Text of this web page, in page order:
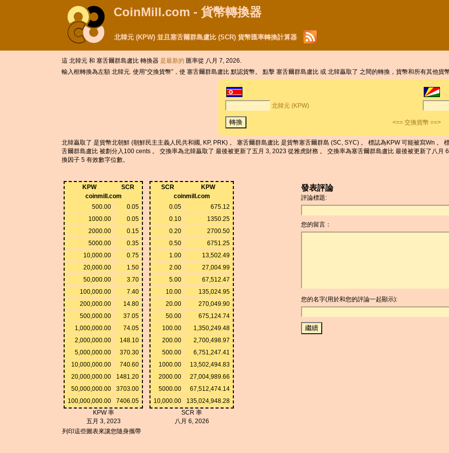
CoinMill.com - 貨幣轉換器
北韓元 (KPW) 並且塞舌爾群島盧比 (SCR) 貨幣匯率轉換計算器
這 北韓元 和 塞舌爾群島盧比 轉換器 是最新的 匯率從 八月 7, 2026.
輸入框轉換為左額 北韓元. 使用“交換貨幣”，使 塞舌爾群島盧比 默認貨幣。 點擊 塞舌爾群島盧比 或 北韓贏取了 之間的轉換，貨幣和所有其他貨幣
北韓元 (KPW)
<== 交換貨幣 ==>
北韓贏取了 是貨幣北朝鮮 (朝鮮民主主義人民共和國, KP, PRK) 。 塞舌爾群島盧比 是貨幣塞舌爾群島 (SC, SYC) 。 標誌為KPW 可能被寫Wn 。
舌爾群島盧比 被劃分入100 cents 。 交換率為北韓贏取了 最後被更新了五月 3, 2023 從雅虎財務 。 交換率為塞舌爾群島盧比 最後被更新了八月
換因子 5 有效數字位數。
KPW
SCR
coinmill.com
500.00
0.05
1000.00
0.05
2000.00
0.15
5000.00
0.35
10,000.00
0.75
20,000.00
1.50
50,000.00
3.70
100,000.00
7.40
200,000.00
14.80
500,000.00
37.05
1,000,000.00
74.05
2,000,000.00
148.10
5,000,000.00
370.30
10,000,000.00
740.60
20,000,000.00
1481.20
50,000,000.00
3703.00
100,000,000.00
7406.05
KPW 率
五月 3, 2023
SCR
KPW
coinmill.com
0.05
675.12
0.10
1350.25
0.20
2700.50
0.50
6751.25
1.00
13,502.49
2.00
27,004.99
5.00
67,512.47
10.00
135,024.95
20.00
270,049.90
50.00
675,124.74
100.00
1,350,249.48
200.00
2,700,498.97
500.00
6,751,247.41
1000.00
13,502,494.83
2000.00
27,004,989.66
5000.00
67,512,474.14
10,000.00
135,024,948.28
SCR 率
八月 6, 2026
列印這些圖表來讓您隨身攜帶
發表評論
評論標題:
您的留言：
您的名字(用於和您的評論一起顯示):